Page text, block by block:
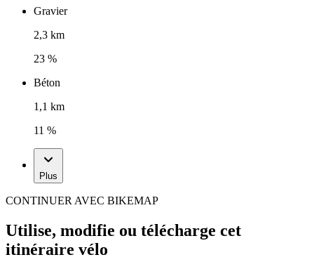
Gravier
2,3 km
23 %
Béton
1,1 km
11 %
Plus
CONTINUER AVEC BIKEMAP
Utilise, modifie ou télécharge cet
itinéraire vélo